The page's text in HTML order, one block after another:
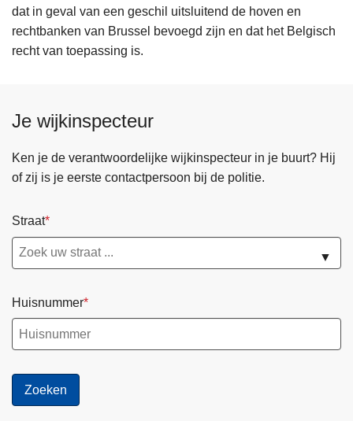
dat in geval van een geschil uitsluitend de hoven en
rechtbanken van Brussel bevoegd zijn en dat het Belgisch
recht van toepassing is.
Je wijkinspecteur
Ken je de verantwoordelijke wijkinspecteur in je buurt? Hij
of zij is je eerste contactpersoon bij de politie.
Straat
▼
Huisnummer